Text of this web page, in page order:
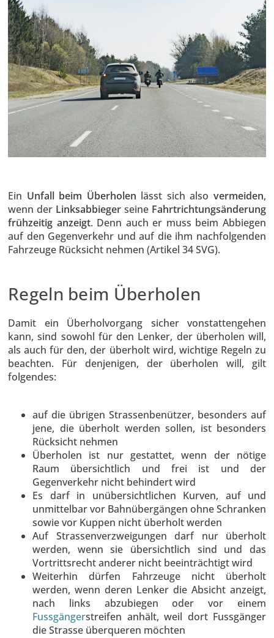
Ein Unfall beim Überholen lässt sich alsovermeiden,
wenn der Linksabbieger seine Fahrtrichtungsänderung
frühzeitig anzeigt. Denn auch er muss beim Abbiegen
auf den Gegenverkehr und auf die ihm nachfolgenden
Fahrzeuge Rücksicht nehmen (Artikel 34 SVG).
Regeln beim Überholen
Damit ein Überholvorgang sicher vonstattengehen
kann, sind sowohl für den Lenker, der überholen will,
als auch für den, der überholt wird, wichtige Regeln zu
beachten. Für denjenigen, der überholen will, gilt
folgendes:
auf die übrigen Strassenbenützer, besonders auf
jene, die überholt werden sollen, ist besonders
Rücksicht nehmen
Überholen ist nur gestattet, wenn der nötige
Raum übersichtlich und frei ist und der
Gegenverkehr nicht behindert wird
Es darf in unübersichtlichen Kurven, auf und
unmittelbar vor Bahnübergängen ohne Schranken
sowie vor Kuppen nicht überholt werden
Auf Strassenverzweigungen darf nur überholt
werden, wenn sie übersichtlich sind und das
Vortrittsrecht anderer nicht beeinträchtigt wird
Weiterhin dürfen Fahrzeuge nicht überholt
werden, wenn deren Lenker die Absicht anzeigt,
nach links abzubiegen oder vor einem
Fussgängerstreifen anhält, weil dort Fussgänger
die Strasse überqueren möchten